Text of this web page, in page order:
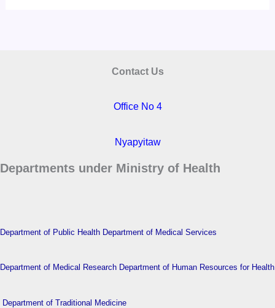
Contact Us
Office No 4
Nyapyitaw
Departments under Ministry of Health
Department of Public Health Department of Medical Services
Department of Medical Research Department of Human Resources for Health
Department of Traditional Medicine